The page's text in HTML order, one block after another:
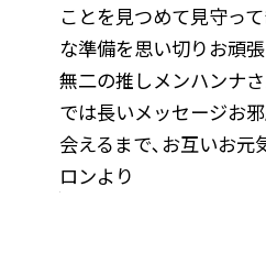
ことを見つめて見守っ
な準備を思い切りお頑
無二の推しメンハンナ
では長いメッセージお
会えるまで､お互いお元
ロンより